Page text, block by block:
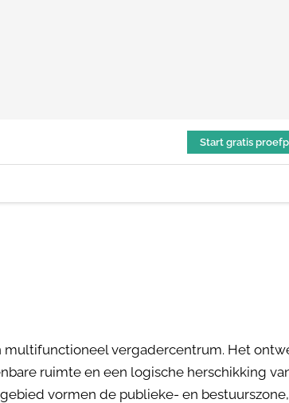
Start gratis
vergadercentrum. Het
ruimte en een logische herschikking
vormen de publieke- en